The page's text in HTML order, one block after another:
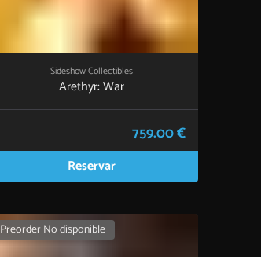
Sideshow Collectibles
Arethyr: War
759.00 €
Reservar
Preorder No disponible